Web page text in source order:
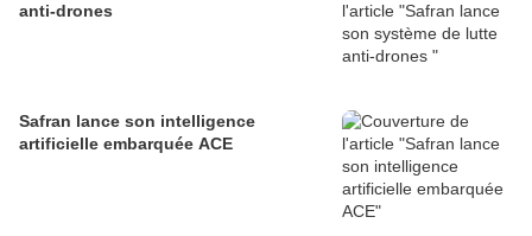
anti-drones
Safran lance son intelligence
artificielle embarquée ACE